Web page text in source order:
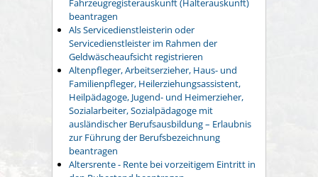
beantragen
Als Servicedienstleisterin oder
Servicedienstleister im Rahmen der
Geldwäscheaufsicht registrieren
Altenpfleger, Arbeitserzieher, Haus- und
Familienpfleger, Heilerziehungsassistent,
Heilpädagoge, Jugend- und Heimerzieher,
Sozialarbeiter, Sozialpädagoge mit
ausländischer Berufsausbildung – Erlaubnis
zur Führung der Berufsbezeichnung
beantragen
Altersrente - Rente bei vorzeitigem Eintritt in